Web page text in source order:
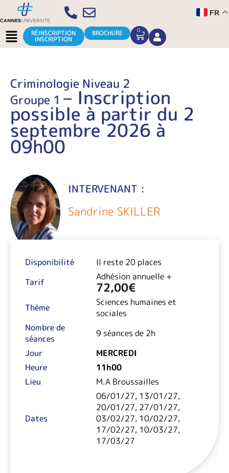
Aller
au
contenu
FR
Menu RÉINSCRIPTION
INSCRIPTION
BROCHURE 0
CART
Criminologie Niveau 2
Groupe 1 – Inscription
possible à partir du 2
septembre 2026 à
09h00
INTERVENANT :
Sandrine SKILLER
Disponibilité
Il reste 20 places
Tarif
Adhésion annuelle +
72,00€
Thème
Sciences humaines et
sociales
Nombre de
séances
9 séances de 2h
Jour
MERCREDI
Heure
11h00
Lieu
M.A Broussailles
Dates
06/01/27, 13/01/27,
20/01/27, 27/01/27,
03/02/27, 10/02/27,
17/02/27, 10/03/27,
17/03/27